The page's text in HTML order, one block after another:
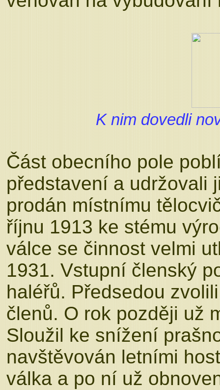
K nim dovedli
Část obecního pole
představení a udržovali
prodán místnímu
říjnu 1913 ke stému
válce se činnost velmi
1931. Vstupní členský
haléřů. Předsedou
členů. O rok později už
Sloužil ke snížení
navštěvován letními
válka a po ní už